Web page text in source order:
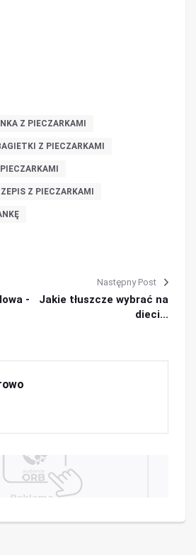
Z PIECZARKAMI
Z PIECZARKAMI
Z PIECZARKAMI
-
Następny Post
Jakie tłuszcze wybrać na
dieci...